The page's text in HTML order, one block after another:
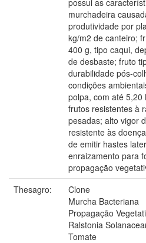
murchadeira
produtividade por
kg/m2 de canteiro;
400 g, tipo caqui,
de desbaste; fruto
durabilidade pós-
condições
polpa, com até 5,20
frutos resistentes à
pesadas; alto vigor
resistente às
de emitir hastes
enraizamento para
propagação
Thesagro:
Clone
Murcha Bacteriana
Propagação
Ralstonia
Tomate